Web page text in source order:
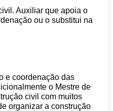
Auxiliar que apoia o
ou o substitui na
e coordenação das
o Mestre de
civil com muitos
organizar a construção